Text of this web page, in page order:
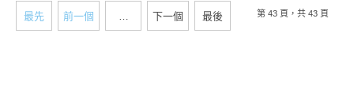
本文化中有圓滿吉祥的意昧，希望人
人有個圓滿美好的用餐回憶。
最先 前一個 … 下一個 最後 第 43 頁，共 43 頁